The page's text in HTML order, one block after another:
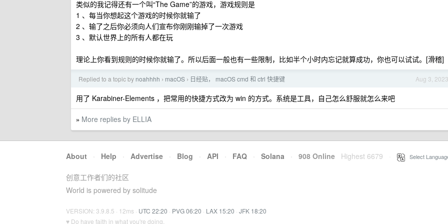
类似的我记得还有一个叫“The Game”的游戏，游戏规则是
1 、每当你想起这个游戏的时候你就输了
2 、输了之后你必须向人们宣布你刚刚输掉了一次游戏
3 、默认世界上的所有人都在玩
理论上你看到规则的时候你就输了。所以后面一般也有一些限制，比如半个小时内忘记就算成功，你也可以试试。[滑稽]
Aug 3, 2023
Replied to a topic by noahhhh › macOS › 日经贴， macOS cmd 和 ctrl 快捷键
用了 Karabiner-Elements ，把常用的快捷方式改为 win 的方式。系统是工具，自己怎么舒服就怎么来吧
» More replies by ELLIA
About · Help · Advertise · Blog · API · FAQ · Solana · 908 Online Highest 6679 Select
创意工作者们的社区
World is powered by solitude
VERSION: 3.9.8.5 · 12ms · UTC 22:20 · PVG 06:20 · LAX 15:20 · JFK 18:20
♥ Do have faith in what you're doing.